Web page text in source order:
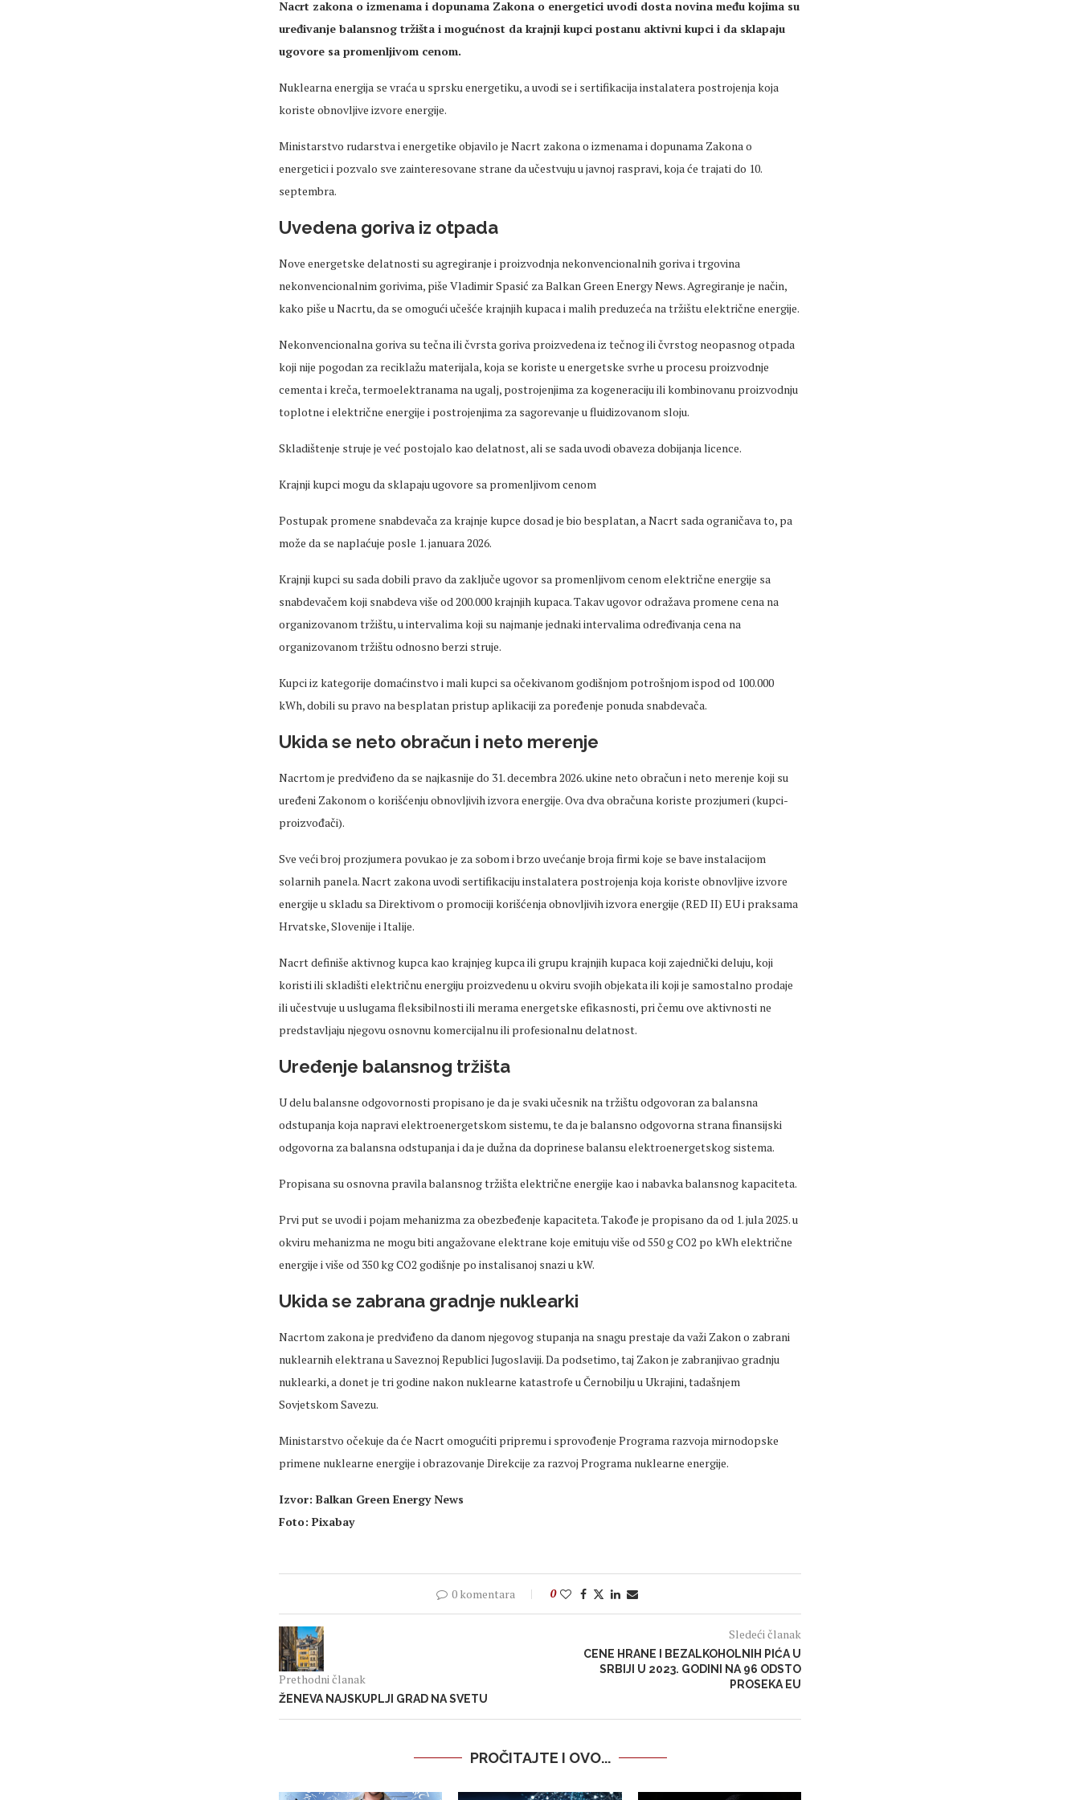
Nacrt zakona o izmenama i dopunama Zakona o energetici uvodi dosta novina među kojima su
uređivanje balansnog tržišta i mogućnost da krajnji kupci postanu aktivni kupci i da sklapaju
ugovore sa promenljivom cenom.
Nuklearna energija se vraća u sprsku energetiku, a uvodi se i sertifikacija instalatera postrojenja koja
koriste obnovljive izvore energije.
Ministarstvo rudarstva i energetike objavilo je Nacrt zakona o izmenama i dopunama Zakona o
energetici i pozvalo sve zainteresovane strane da učestvuju u javnoj raspravi, koja će trajati do 10.
septembra.
Uvedena goriva iz otpada
Nove energetske delatnosti su agregiranje i proizvodnja nekonvencionalnih goriva i trgovina
nekonvencionalnim gorivima, piše Vladimir Spasić za Balkan Green Energy News. Agregiranje je način,
kako piše u Nacrtu, da se omogući učešće krajnjih kupaca i malih preduzeća na tržištu električne energije.
Nekonvencionalna goriva su tečna ili čvrsta goriva proizvedena iz tečnog ili čvrstog neopasnog otpada
koji nije pogodan za reciklažu materijala, koja se koriste u energetske svrhe u procesu proizvodnje
cementa i kreča, termoelektranama na ugalj, postrojenjima za kogeneraciju ili kombinovanu proizvodnju
toplotne i električne energije i postrojenjima za sagorevanje u fluidizovanom sloju.
Skladištenje struje je već postojalo kao delatnost, ali se sada uvodi obaveza dobijanja licence.
Krajnji kupci mogu da sklapaju ugovore sa promenljivom cenom
Postupak promene snabdevača za krajnje kupce dosad je bio besplatan, a Nacrt sada ograničava to, pa
može da se naplaćuje posle 1. januara 2026.
Krajnji kupci su sada dobili pravo da zaključe ugovor sa promenljivom cenom električne energije sa
snabdevačem koji snabdeva više od 200.000 krajnjih kupaca. Takav ugovor odražava promene cena na
organizovanom tržištu, u intervalima koji su najmanje jednaki intervalima određivanja cena na
organizovanom tržištu odnosno berzi struje.
Kupci iz kategorije domaćinstvo i mali kupci sa očekivanom godišnjom potrošnjom ispod od 100.000
kWh, dobili su pravo na besplatan pristup aplikaciji za poređenje ponuda snabdevača.
Ukida se neto obračun i neto merenje
Nacrtom je predviđeno da se najkasnije do 31. decembra 2026. ukine neto obračun i neto merenje koji su
uređeni Zakonom o korišćenju obnovljivih izvora energije. Ova dva obračuna koriste prozjumeri (kupci-
proizvođači).
Sve veći broj prozjumera povukao je za sobom i brzo uvećanje broja firmi koje se bave instalacijom
solarnih panela. Nacrt zakona uvodi sertifikaciju instalatera postrojenja koja koriste obnovljive izvore
energije u skladu sa Direktivom o promociji korišćenja obnovljivih izvora energije (RED II) EU i praksama
Hrvatske, Slovenije i Italije.
Nacrt definiše aktivnog kupca kao krajnjeg kupca ili grupu krajnjih kupaca koji zajednički deluju, koji
koristi ili skladišti električnu energiju proizvedenu u okviru svojih objekata ili koji je samostalno prodaje
ili učestvuje u uslugama fleksibilnosti ili merama energetske efikasnosti, pri čemu ove aktivnosti ne
predstavljaju njegovu osnovnu komercijalnu ili profesionalnu delatnost.
Uređenje balansnog tržišta
U delu balansne odgovornosti propisano je da je svaki učesnik na tržištu odgovoran za balansna
odstupanja koja napravi elektroenergetskom sistemu, te da je balansno odgovorna strana finansijski
odgovorna za balansna odstupanja i da je dužna da doprinese balansu elektroenergetskog sistema.
Propisana su osnovna pravila balansnog tržišta električne energije kao i nabavka balansnog kapaciteta.
Prvi put se uvodi i pojam mehanizma za obezbeđenje kapaciteta. Takođe je propisano da od 1. jula 2025. u
okviru mehanizma ne mogu biti angažovane elektrane koje emituju više od 550 g CO2 po kWh električne
energije i više od 350 kg CO2 godišnje po instalisanoj snazi u kW.
Ukida se zabrana gradnje nuklearki
Nacrtom zakona je predviđeno da danom njegovog stupanja na snagu prestaje da važi Zakon o zabrani
nuklearnih elektrana u Saveznoj Republici Jugoslaviji. Da podsetimo, taj Zakon je zabranjivao gradnju
nuklearki, a donet je tri godine nakon nuklearne katastrofe u Černobilju u Ukrajini, tadašnjem
Sovjetskom Savezu.
Ministarstvo očekuje da će Nacrt omogućiti pripremu i sprovođenje Programa razvoja mirnodopske
primene nuklearne energije i obrazovanje Direkcije za razvoj Programa nuklearne energije.
Izvor: Balkan Green Energy News
Foto: Pixabay
0 komentara 0
Prethodni članak
ŽENEVA NAJSKUPLJI GRAD NA SVETU
Sledeći članak
CENE HRANE I BEZALKOHOLNIH PIĆA U
SRBIJI U 2023. GODINI NA 96 ODSTO
PROSEKA EU
PROČITAJTE I OVO...